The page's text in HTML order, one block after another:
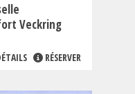
Veckring
RÉSERVER